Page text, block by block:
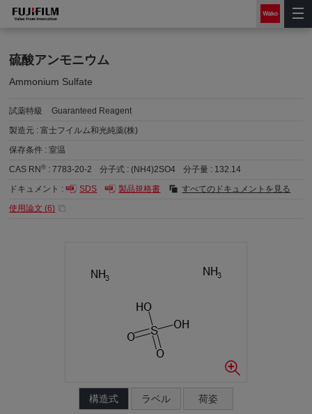
硫酸アンモニウム
Ammonium Sulfate
試薬特級
Guaranteed Reagent
製造元 :富士フイルム和光純薬(株)
保存条件 :室温
CAS RN® :7783-20-2 分子式 :(NH4)2SO4 分子量 : 132.14
ドキュメント :
SDS 製品規格書
すべてのドキュメントを見る
使用論文 (6)
構造式 ラベル 荷姿